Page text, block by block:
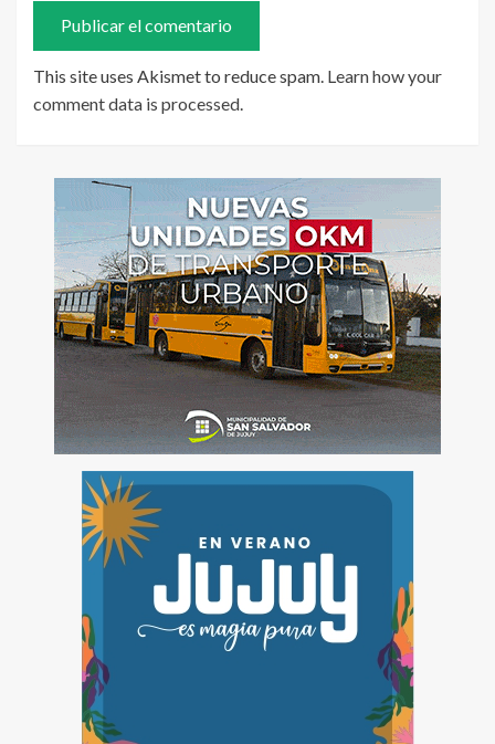
This site uses Akismet to reduce spam. Learn how your
comment data is processed